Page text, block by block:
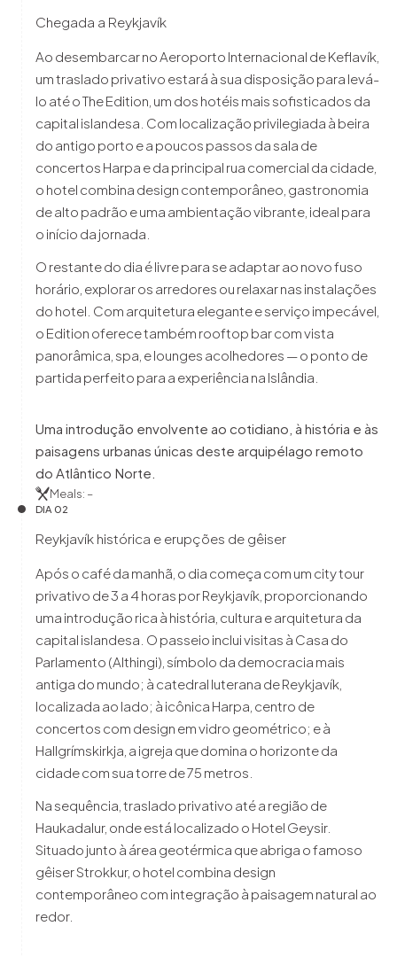
Chegada a Reykjavík
Ao desembarcar no Aeroporto Internacional de Keflavík,
um traslado privativo estará à sua disposição para levá-
lo até o The Edition, um dos hotéis mais sofisticados da
capital islandesa. Com localização privilegiada à beira
do antigo porto e a poucos passos da sala de
concertos Harpa e da principal rua comercial da cidade,
o hotel combina design contemporâneo, gastronomia
de alto padrão e uma ambientação vibrante, ideal para
o início da jornada.
O restante do dia é livre para se adaptar ao novo fuso
horário, explorar os arredores ou relaxar nas instalações
do hotel. Com arquitetura elegante e serviço impecável,
o Edition oferece também rooftop bar com vista
panorâmica, spa, e lounges acolhedores — o ponto de
partida perfeito para a experiência na Islândia.
Uma introdução envolvente ao cotidiano, à história e às
paisagens urbanas únicas deste arquipélago remoto
do Atlântico Norte.
Meals: –
DIA 02
Reykjavík histórica e erupções de gêiser
Após o café da manhã, o dia começa com um city tour
privativo de 3 a 4 horas por Reykjavík, proporcionando
uma introdução rica à história, cultura e arquitetura da
capital islandesa. O passeio inclui visitas à Casa do
Parlamento (Althingi), símbolo da democracia mais
antiga do mundo; à catedral luterana de Reykjavík,
localizada ao lado; à icônica Harpa, centro de
concertos com design em vidro geométrico; e à
Hallgrímskirkja, a igreja que domina o horizonte da
cidade com sua torre de 75 metros.
Na sequência, traslado privativo até a região de
Haukadalur, onde está localizado o Hotel Geysir.
Situado junto à área geotérmica que abriga o famoso
gêiser Strokkur, o hotel combina design
contemporâneo com integração à paisagem natural ao
redor.